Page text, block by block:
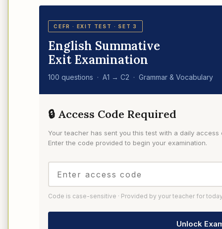
CEFR · EXIT TEST · SET 3
English Summative
Exit Examination
100 questions · A1 → C2 · Grammar & Vocabulary
🔒 Access Code Required
Your teacher has sent you this test with a daily access
Enter the code provided to begin your examination.
Code is case-sensitive · Provided by your teacher for
Unlock